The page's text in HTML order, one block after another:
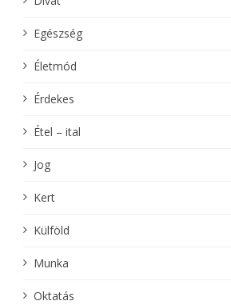
Egészség
Életmód
Érdekes
Étel – ital
Jog
Kert
Külföld
Munka
Oktatás